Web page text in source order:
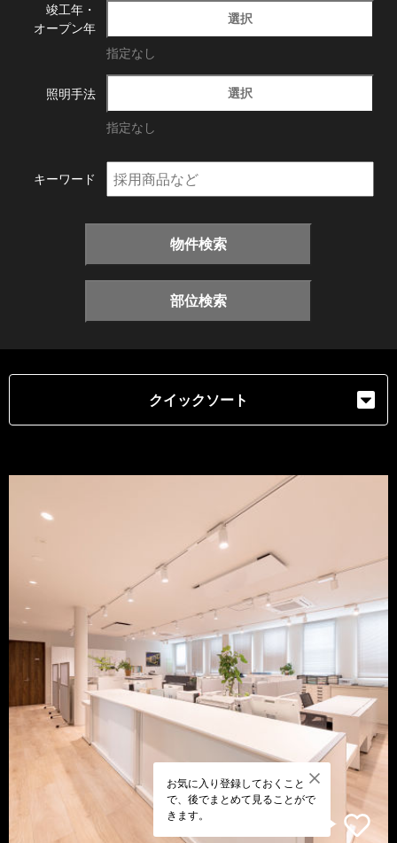
竣工年・
オープン年
選択
指定なし
照明手法 選択
指定なし
キーワード
物件検索
部位検索
クイックソート
お気に入り登録しておくこと
で、後でまとめて見ることがで
きます。